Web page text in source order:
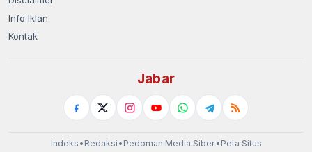
Info Iklan
Kontak
Jabar
Indeks • Redaksi • Pedoman Media Siber• Peta Situs